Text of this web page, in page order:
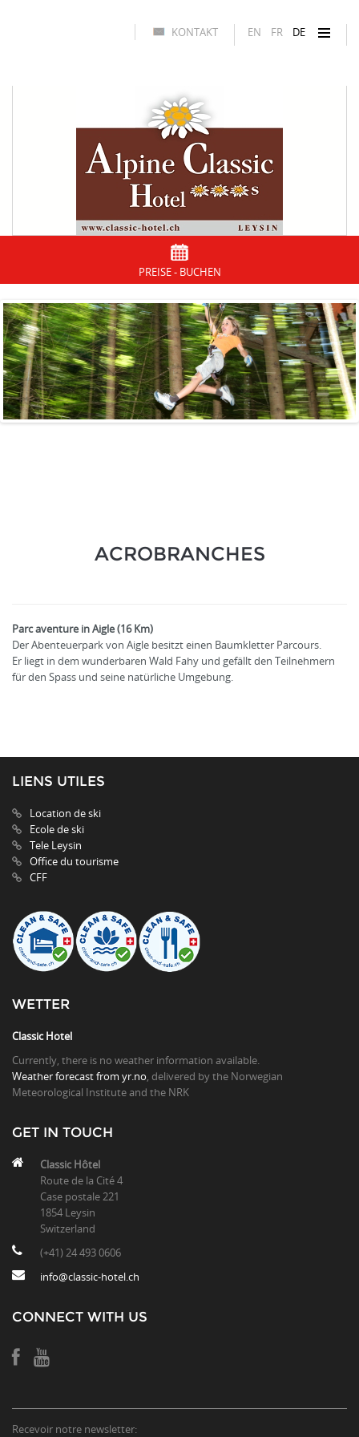
EN FR DE
KONTAKT
PREISE - BUCHEN
ACROBRANCHES
Parc aventure in Aigle (16 Km)
Der Abenteuerpark von Aigle besitzt einen Baumkletter Parcours.
Er liegt in dem wunderbaren Wald Fahy und gefällt den Teilnehmern
für den Spass und seine natürliche Umgebung.
LIENS UTILES
Location de ski
Ecole de ski
Tele Leysin
Office du tourisme
CFF
WETTER
Classic Hotel
Currently, there is no weather information available.
Weather forecast from yr.no , delivered by the Norwegian
Meteorological Institute and the NRK
GET IN TOUCH
Classic Hôtel
Route de la Cité 4
Case postale 221
1854 Leysin
Switzerland
(+41) 24 493 0606
info@classic-hotel.ch
CONNECT WITH US
Recevoir notre newsletter: